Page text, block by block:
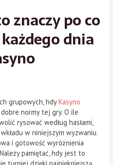
znaczy po co
dnia
grupowych, hdyKasyno
normy tej gry. O ile
rysować według hasłami,
w niniejszym wyzwaniu.
i gotowość wyróżnienia
pamiętać, hdy jest to